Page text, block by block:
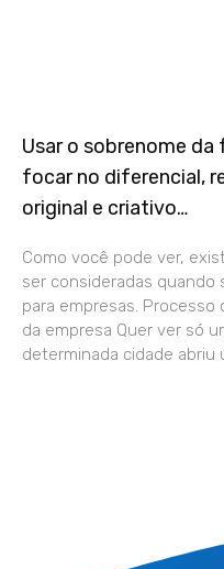
Usar o sobrenome
focar no diferencial,
original e criativo…
Como você pode ver,
ser consideradas
para empresas.
da empresa Quer ver só
determinada cidade abriu